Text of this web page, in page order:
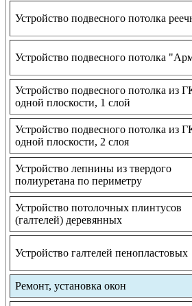
Устройство подвесного потолка
Устройство подвесного потолка
Устройство подвесного потолка из
одной плоскости, 1 слой
Устройство подвесного потолка из
одной плоскости, 2 слоя
Устройство лепнины из твердого
полиуретана по периметру
Устройство потолочных плинтусов
(галтелей) деревянных
Устройство галтелей пенопластовых
Ремонт, установка окон